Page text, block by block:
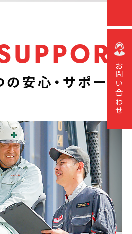
の安心・サポート
お問い合わせ